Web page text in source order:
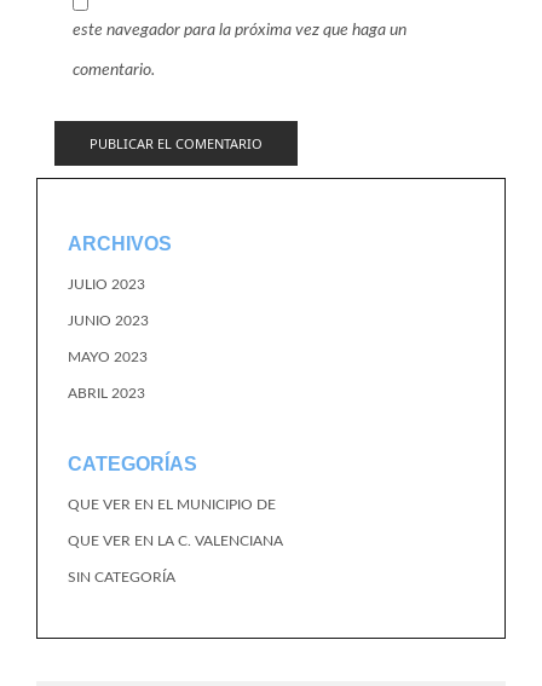
este navegador para la próxima vez que haga un
comentario.
ARCHIVOS
JULIO 2023
JUNIO 2023
MAYO 2023
ABRIL 2023
CATEGORÍAS
QUE VER EN EL MUNICIPIO DE
QUE VER EN LA C. VALENCIANA
SIN CATEGORÍA